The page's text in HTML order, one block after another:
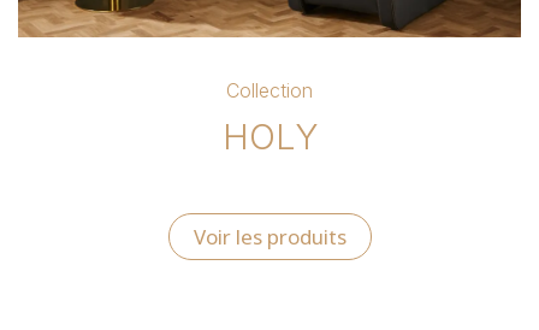
Collection
HOLY
Voir les produits